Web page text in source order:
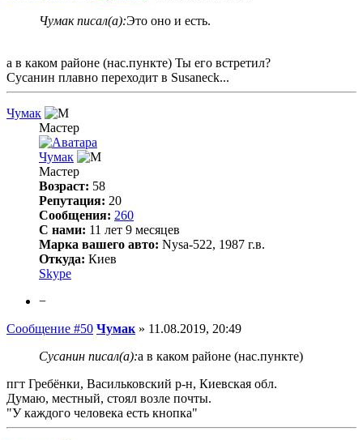
Чумак писал(а):Это оно и есть.
а в каком районе (нас.пункте) Ты его встретил?
Сусанин плавно переходит в Susaneck...
Чумак
Мастер
Чумак
Мастер
Возраст: 58
Репутация: 20
Сообщения: 260
С нами: 11 лет 9 месяцев
Марка вашего авто: Nysa-522, 1987 г.в.
Откуда: Киев
Skype
−
Сообщение #50 Чумак » 11.08.2019, 20:49
Сусанин писал(а):а в каком районе (нас.пункте)
пгт Гребёнки, Васильковский р-н, Киевская обл.
Думаю, местный, стоял возле почты.
"У каждого человека есть кнопка"